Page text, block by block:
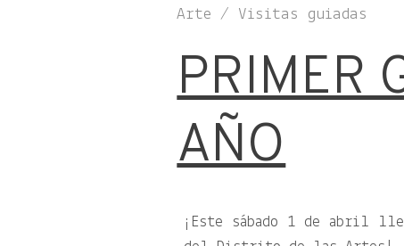
Arte / Visitas guiadas
PRIMER
AÑO
¡Este sábado 1 de abril